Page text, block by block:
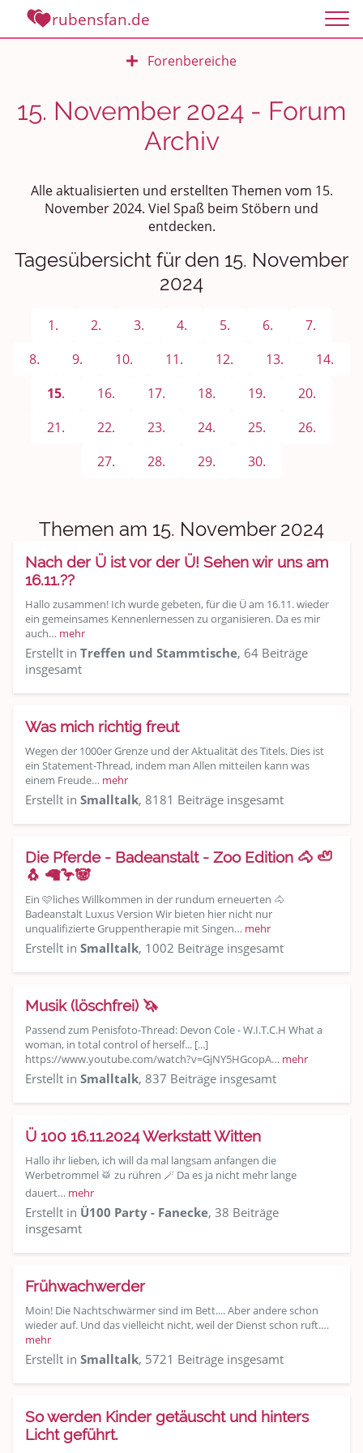
rubensfan.de
Forenbereiche
Rundum Leben
Politik und Weltgeschehen
Persönliches
Treffen und Stammtische
Gesundheit & Wellness
Sport & Freizeit
Shopping und Bekleidung
Anregungen und Support
Gewicht reduzieren
Archiv
15. November 2024 - Forum
Archiv
Alle aktualisierten und erstellten Themen vom 15.
November 2024. Viel Spaß beim Stöbern und
entdecken.
Tagesübersicht für den 15. November
2024
1. 2. 3. 4. 5. 6.
7.
8.
9. 10. 11. 12. 13.
14.
15. 16. 17. 18. 19.
20.
21.
22. 23. 24. 25.
26.
27.
28. 29. 30.
Themen am 15. November 2024
Nach der Ü ist vor der Ü! Sehen wir uns am
16.11.??
Hallo zusammen! Ich wurde gebeten, für die Ü am 16.11. wieder
ein gemeinsames Kennenlernessen zu organisieren. Da es mir
auch… mehr
Erstellt in Treffen und Stammtische, 64 Beiträge
insgesamt
Was mich richtig freut
Wegen der 1000er Grenze und der Aktualität des Titels. Dies ist
ein Statement-Thread, indem man Allen mitteilen kann was
einem Freude… mehr
Erstellt in Smalltalk, 8181 Beiträge insgesamt
Die Pferde - Badeanstalt - Zoo Edition 🐴 🦥
🐧 🦙🦩🐼
Ein 🩷liches Willkommen in der rundum erneuerten 🐴
Badeanstalt Luxus Version Wir bieten hier nicht nur
unqualifizierte Gruppentherapie mit Singen… mehr
Erstellt in Smalltalk, 1002 Beiträge insgesamt
Musik (löschfrei) 🦄
Passend zum Penisfoto-Thread: Devon Cole - W.I.T.C.H What a
woman, in total control of herself... [...]
https://www.youtube.com/watch?v=GjNY5HGcopA… mehr
Erstellt in Smalltalk, 837 Beiträge insgesamt
Ü 100 16.11.2024 Werkstatt Witten
Hallo ihr lieben, ich will da mal langsam anfangen die
Werbetrommel 🥁 zu rühren 🪄 Da es ja nicht mehr lange
dauert… mehr
Erstellt in Ü100 Party - Fanecke, 38 Beiträge
insgesamt
Frühwachwerder
Moin! Die Nachtschwärmer sind im Bett.... Aber andere schon
wieder auf. Und das vielleicht nicht, weil der Dienst schon ruft.…
mehr
Erstellt in Smalltalk, 5721 Beiträge insgesamt
So werden Kinder getäuscht und hinters
Licht geführt.